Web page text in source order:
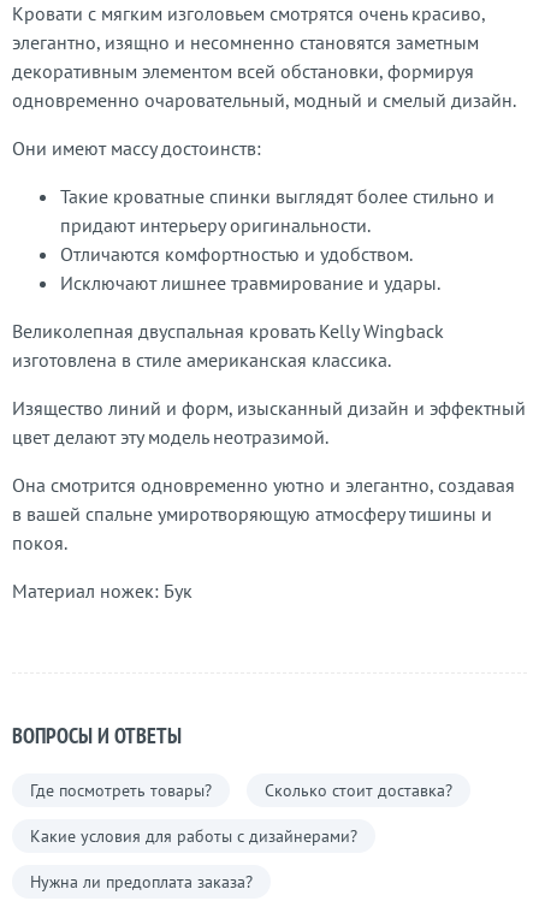
Кровати с мягким изголовьем смотрятся очень красиво,
элегантно, изящно и несомненно становятся заметным
декоративным элементом всей обстановки, формируя
одновременно очаровательный, модный и смелый дизайн.
Они имеют массу достоинств:
Такие кроватные спинки выглядят более стильно и
придают интерьеру оригинальности.
Отличаются комфортностью и удобством.
Исключают лишнее травмирование и удары.
Великолепная двуспальная кровать Kelly Wingback
изготовлена в стиле американская классика.
Изящество линий и форм, изысканный дизайн и эффектный
цвет делают эту модель неотразимой.
Она смотрится одновременно уютно и элегантно, создавая
в вашей спальне умиротворяющую атмосферу тишины и
покоя.
Материал ножек: Бук
ВОПРОСЫ И ОТВЕТЫ
Где посмотреть товары? Сколько стоит доставка?
Какие условия для работы с дизайнерами?
Нужна ли предоплата заказа?